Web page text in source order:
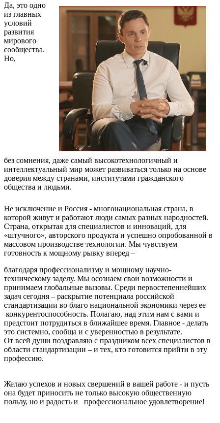
Да, это одно
из главных
условий
развития
мирового
сообщества.
Но,
без сомнения, даже самый высокотехнологичный и
интеллектуальный мир может развиваться только на основе
доверия между странами, институтами гражданского
общества и людьми.
Не исключение и Россия - многонациональная страна, в
которой живут и работают люди самых разных народностей.
Страна, открытая для специалистов и инноваций, для
«штучного», авторского продукта и успешно опробованной в
массовом производстве технологии. Мы чувствуем
готовность к мощному рывку вперед –
благодаря профессионализму и мощному научно-
техническому заделу. Мы осознаем свои возможности и
принимаем глобальные вызовы. Среди первостепеннейших
задач сегодня – раскрытие потенциала российской
стандартизации во благо национальной экономики через ее
конкурентоспособность. Полагаю, над этим нам с вами и
предстоит потрудиться в ближайшее время. Главное - делать
это системно, сообща и с уверенностью в результате.
От всей души поздравляю с праздником всех специалистов в
области стандартизации – и тех, кто готовится прийти в эту
профессию.
Желаю успехов и новых свершений в вашей работе - и пусть
она будет приносить не только высокую общественную
пользу, но и радость и профессиональное удовлетворение!